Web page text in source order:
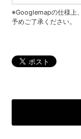
※Googlemapの仕様上
予めご了承ください。